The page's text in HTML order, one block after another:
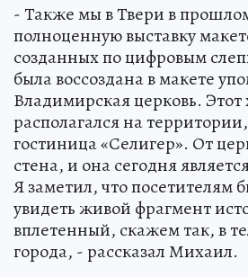
- Также мы в Твери в
полноценную выставку
созданных по цифровым
была воссоздана в макете
Владимирская церковь. Этот
располагался на
гостиница «Селигер». От
стена, и она сегодня
Я заметил, что посетителям
увидеть живой фрагмент
вплетенный, скажем так, в
города, - рассказал Михаил.